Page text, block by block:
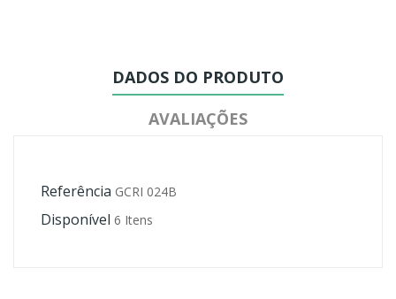
DADOS DO PRODUTO
AVALIAÇÕES
Referência GCRI 024B
Disponível 6 Itens